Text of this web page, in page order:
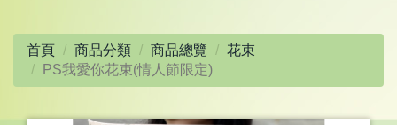
首頁 商品分類 商品總覽
花束
PS我愛你花束(情人節限定)